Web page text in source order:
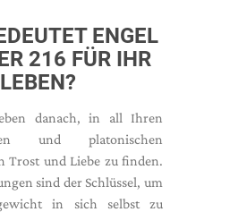
ENGEL
216 FÜR IHR
danach, in all Ihren
und platonischen
Trost und Liebe zu finden.
sind der Schlüssel, um
in sich selbst zu